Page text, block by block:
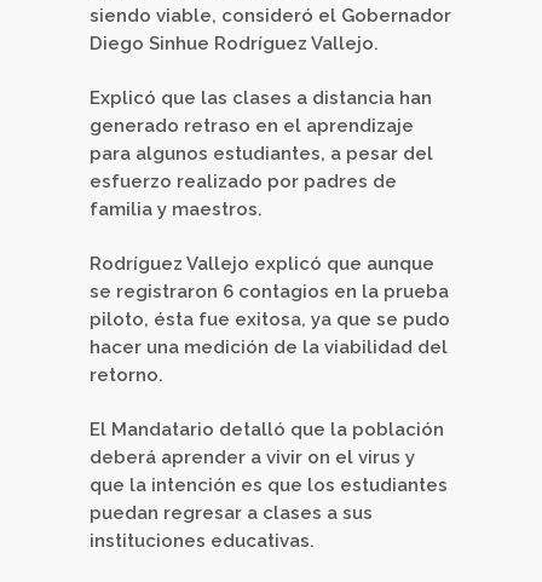
siendo viable, consideró el Gobernador
Diego Sinhue Rodríguez Vallejo.
Explicó que las clases a distancia han
generado retraso en el aprendizaje
para algunos estudiantes, a pesar del
esfuerzo realizado por padres de
familia y maestros.
Rodríguez Vallejo explicó que aunque
se registraron 6 contagios en la prueba
piloto, ésta fue exitosa, ya que se pudo
hacer una medición de la viabilidad del
retorno.
El Mandatario detalló que la población
deberá aprender a vivir on el virus y
que la intención es que los estudiantes
puedan regresar a clases a sus
instituciones educativas.